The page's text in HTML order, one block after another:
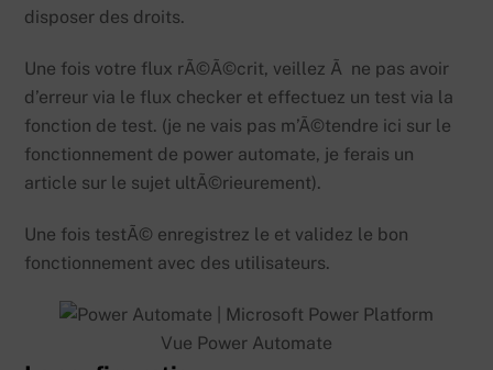
disposer des droits.
Une fois votre flux rÃ©Ã©crit, veillez Ã ne pas avoir
d’erreur via le flux checker et effectuez un test via la
fonction de test. (je ne vais pas m’Ã©tendre ici sur le
fonctionnement de power automate, je ferais un
article sur le sujet ultÃ©rieurement).
Une fois testÃ© enregistrez le et validez le bon
fonctionnement avec des utilisateurs.
Vue Power Automate